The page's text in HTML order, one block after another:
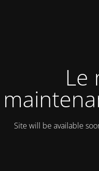
Le
Site will be available